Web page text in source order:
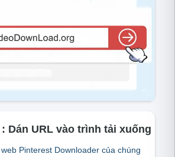
: Dán URL vào trình tải xuống
Pinterest Downloader của chúng